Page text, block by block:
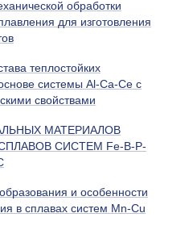
обработки
для изготовления
теплостойких
системы Al-Ca-Ce с
свойствами
МАТЕРИАЛОВ
СИСТЕМ Fe-B-P-
и особенности
в сплавах систем Mn-Cu